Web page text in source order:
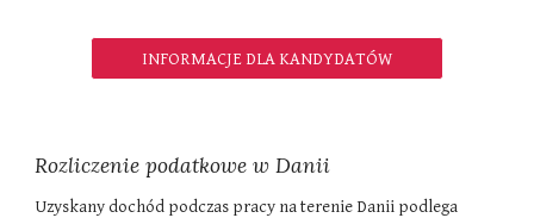
INFORMACJE DLA KANDYDATÓW
Rozliczenie podatkowe w Danii
Uzyskany dochód podczas pracy na terenie Danii podlega